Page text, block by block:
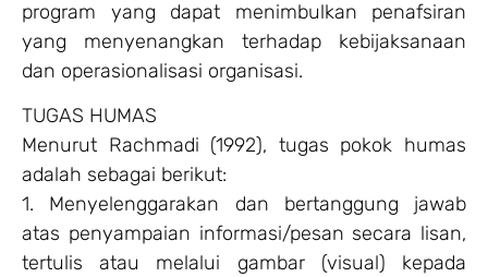
program yang dapat menimbulkan penafsiran
yang menyenangkan terhadap kebijaksanaan
dan operasionalisasi organisasi.
TUGAS HUMAS
Menurut Rachmadi (1992), tugas pokok humas
adalah sebagai berikut:
1. Menyelenggarakan dan bertanggung jawab
atas penyampaian informasi/pesan secara lisan,
tertulis atau melalui gambar (visual) kepada